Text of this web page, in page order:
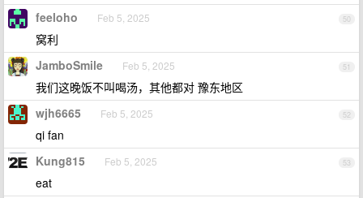
50
feeloho Feb 5, 2025
窝利
51
JamboSmile Feb 5, 2025
我们这晚饭不叫喝汤，其他都对 豫东地区
52
wjh6665 Feb 5, 2025
qi fan
53
Kung815 Feb 5, 2025
eat